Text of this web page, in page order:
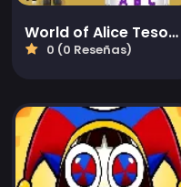
World of Alice Tesoro del Pirata
0 (0 Reseñas)